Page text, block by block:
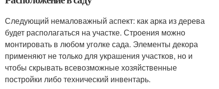
Следующий немаловажный аспект: как арка из дерева
будет располагаться на участке. Строения можно
монтировать в любом уголке сада. Элементы декора
применяют не только для украшения участков, но и
чтобы скрывать всевозможные хозяйственные
постройки либо технический инвентарь.